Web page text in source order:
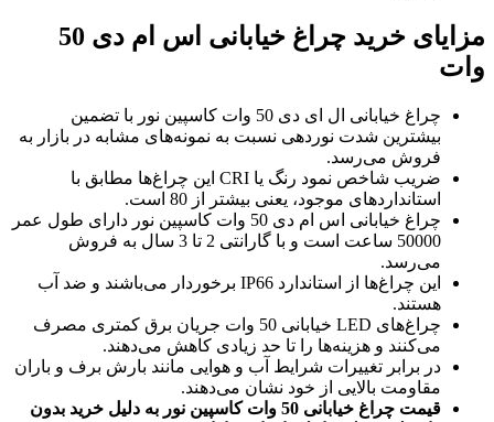
مزایای خرید چراغ خیابانی اس ام دی 50
وات
چراغ خیابانی ال ای دی 50 وات کاسپین نور با تضمین
بیشترین شدت نوردهی نسبت به نمونه‌های مشابه در بازار به
فروش می‌رسد.
ضریب شاخص نمود رنگ یا CRI این چراغ‌ها مطابق با
استانداردهای موجود، یعنی بیشتر از 80 است.
چراغ خیابانی اس ام دی 50 وات کاسپین نور دارای طول عمر
50000 ساعت است و با گارانتی 2 تا 3 سال به فروش
می‌رسد.
این چراغ‌ها از استاندارد IP66 برخوردار می‌باشند و ضد آب
هستند.
چراغ‌های LED خیابانی 50 وات جریان برق کمتری مصرف
می‌کنند و هزینه‌ها را تا حد زیادی کاهش می‌دهند.
در برابر تغییرات شرایط آب و هوایی مانند بارش برف و باران
مقاومت بالایی از خود نشان می‌دهند.
قیمت چراغ خیابانی 50 وات کاسپین نور به دلیل خرید بدون